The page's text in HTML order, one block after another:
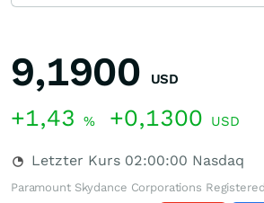
9,1900 USD
+1,43 % +0,1300 USD
Letzter Kurs 02:00:00 Nasdaq
Paramount Skydance Corporations